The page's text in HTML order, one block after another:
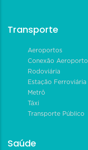
Transporte
Aeroportos
Conexão Aeroporto
Rodoviária
Estação Ferroviária
Metrô
Táxi
Transporte Público
Saúde